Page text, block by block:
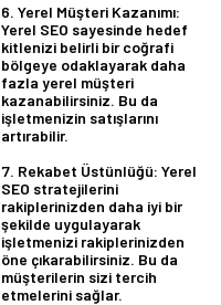
Yerel Müşteri Kazanımı:
Yerel SEO sayesinde hedef
kitlenizi belirli bir coğrafi
bölgeye odaklayarak daha
fazla yerel müşteri
kazanabilirsiniz. Bu da
işletmenizin satışlarını
artırabilir.
Rekabet Üstünlüğü: Yerel
SEO stratejilerini
rakiplerinizden daha iyi bir
şekilde uygulayarak
işletmenizi rakiplerinizden
öne çıkarabilirsiniz. Bu da
müşterilerin sizi tercih
etmelerini sağlar.